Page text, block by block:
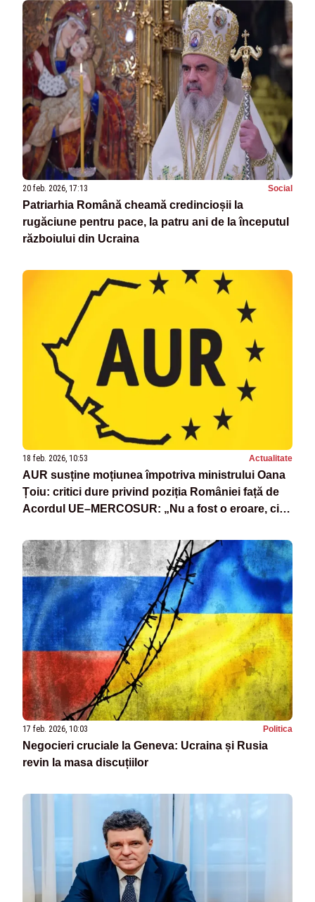
20 feb. 2026, 17:13 Social
Patriarhia Română cheamă credincioșii la
rugăciune pentru pace, la patru ani de la începutul
războiului din Ucraina
18 feb. 2026, 10:53 Actualitate
AUR susține moțiunea împotriva ministrului Oana
Țoiu: critici dure privind poziția României față de
Acordul UE–MERCOSUR: „Nu a fost o eroare, ci o
17 feb. 2026, 10:03 Politica
Negocieri cruciale la Geneva: Ucraina și Rusia
revin la masa discuțiilor